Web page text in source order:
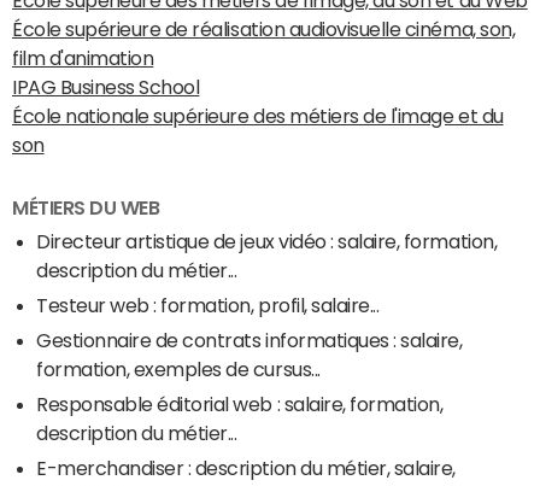
École supérieure de réalisation audiovisuelle cinéma, son,
film d'animation
IPAG Business School
École nationale supérieure des métiers de l'image et du
son
MÉTIERS DU WEB
Directeur artistique de jeux vidéo : salaire, formation,
description du métier...
Testeur web : formation, profil, salaire...
Gestionnaire de contrats informatiques : salaire,
formation, exemples de cursus...
Responsable éditorial web : salaire, formation,
description du métier...
E-merchandiser : description du métier, salaire,